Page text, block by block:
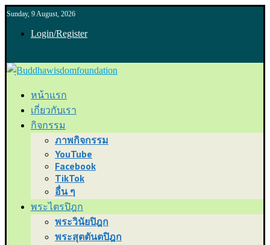
Sunday, 9 August, 2026
Login/Register
หน้าแรก
เกี่ยวกับเรา
กิจกรรม
ภาพกิจกรรม
YouTube
Facebook
TikTok
อื่น ๆ
พระไตรปิฎก
พระวินัยปิฎก
พระสุตตันตปิฎก